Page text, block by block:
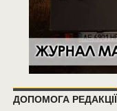
ДОПОМОГА РЕДАКЦІЇ